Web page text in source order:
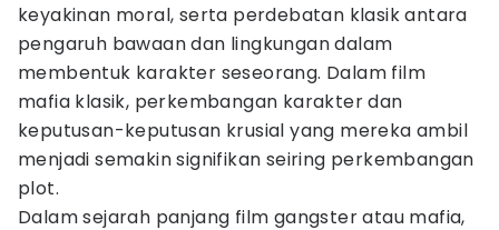
keyakinan moral, serta perdebatan klasik antara
pengaruh bawaan dan lingkungan dalam
membentuk karakter seseorang. Dalam film
mafia klasik, perkembangan karakter dan
keputusan-keputusan krusial yang mereka ambil
menjadi semakin signifikan seiring perkembangan
plot.
Dalam sejarah panjang film gangster atau mafia,